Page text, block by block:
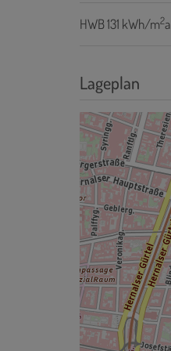
HWB131 kWh/m2a
Lageplan